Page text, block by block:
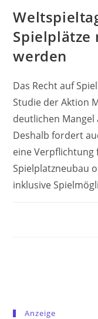
Spielplätze
werden
Das Recht auf
Studie der Aktion
deutlichen Mangel
Deshalb fordert
eine Verpflichtung
Spielplatzneubau
inklusive
Anzeige